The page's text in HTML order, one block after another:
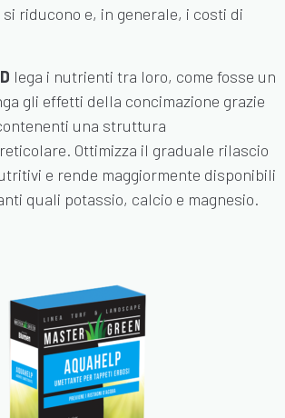
riducono e, in generale, i costi di
lega i nutrienti tra loro, come fosse un
gli effetti della concimazione grazie
una struttura
Ottimizza il graduale rilascio
e rende maggiormente disponibili
quali potassio, calcio e magnesio.